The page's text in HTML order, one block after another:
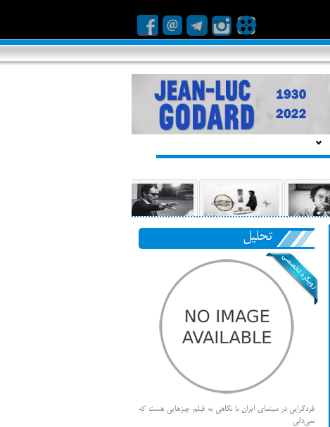
تحلیل
فردگرایی در سینمای ایران با نگاهی به فیلم چیزهایی هست که
نمی‌دانی